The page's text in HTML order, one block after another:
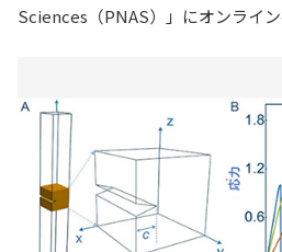
Sciences（PNAS）」にオンライン